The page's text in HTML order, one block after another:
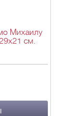
Михаилу
см.